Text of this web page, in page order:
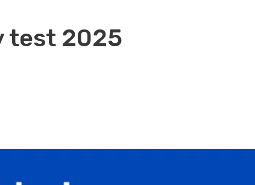
test 2025